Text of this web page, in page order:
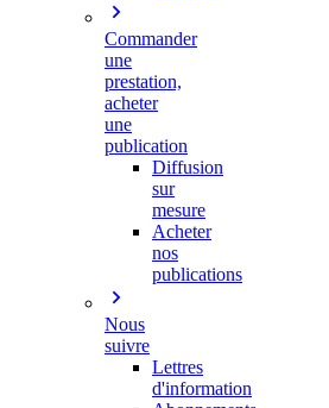
Commander
une
prestation,
acheter
une
publication
Diffusion
sur
mesure
Acheter
nos
publications
Nous
suivre
Lettres
d'information